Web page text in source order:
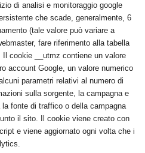
di analisi e monitoraggio google
che scade, generalmente, 6
(tale valore può variare a
fare riferimento alla tabella
cookie __utmz contiene un valore
account Google, un valore numerico
parametri relativi al numero di
sulla sorgente, la campagna e
fonte di traffico o della campagna
il sito. Il cookie viene creato con
e viene aggiornato ogni volta che i